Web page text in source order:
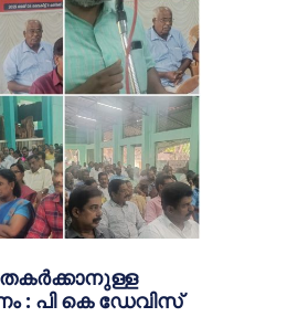
: പി കെ ഡേവിസ്